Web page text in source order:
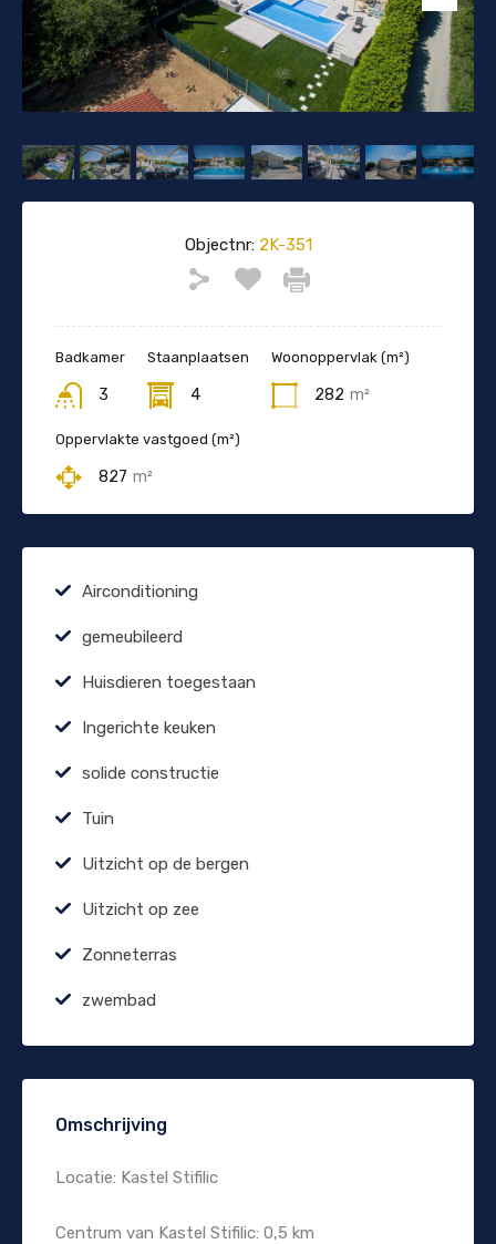
Objectnr:2K-351
Badkamer
3
Staanplaatsen
4
Woonoppervlak (m²)
282 m²
Oppervlakte vastgoed (m²)
827 m²
Airconditioning
gemeubileerd
Huisdieren toegestaan
Ingerichte keuken
solide constructie
Tuin
Uitzicht op de bergen
Uitzicht op zee
Zonneterras
zwembad
Omschrijving
Locatie: Kastel Stifilic
Centrum van Kastel Stifilic: 0,5 km